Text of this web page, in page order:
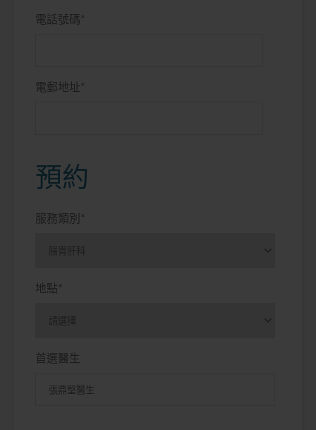
電話號碼 *
電郵地址 *
預約
服務類別 *
地點 *
首選醫生